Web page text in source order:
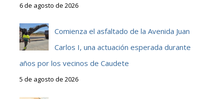
6 de agosto de 2026
Comienza el asfaltado de la Avenida Juan
Carlos I, una actuación esperada durante
años por los vecinos de Caudete
5 de agosto de 2026